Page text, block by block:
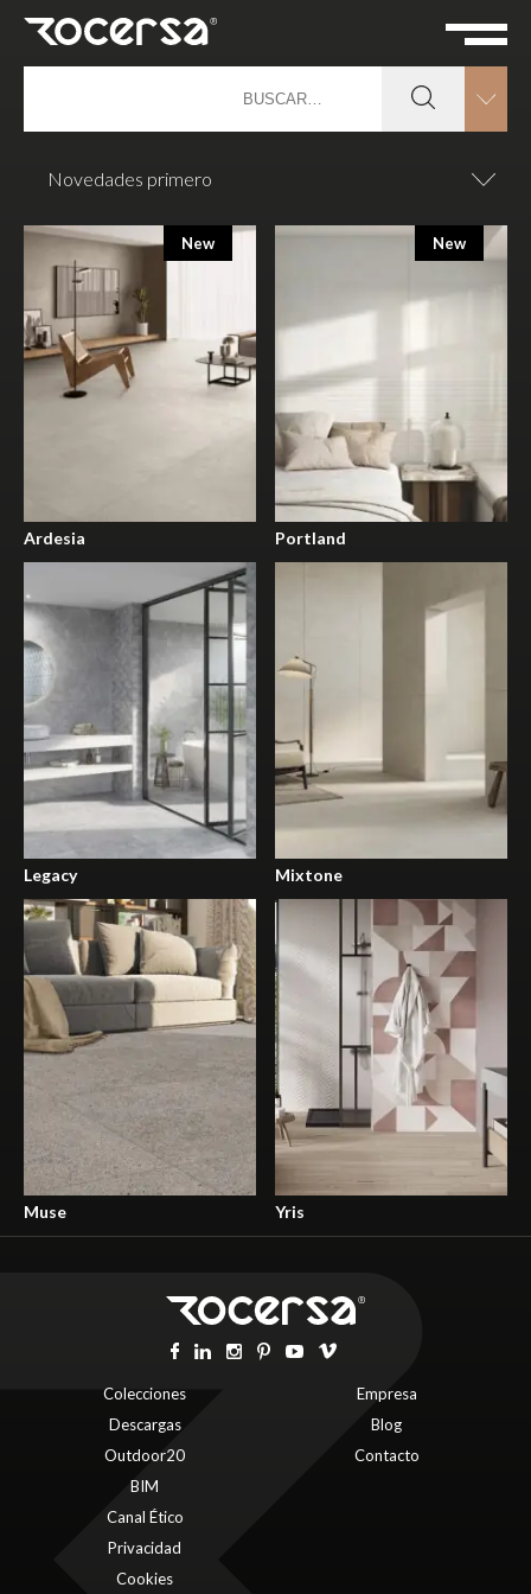
Novedades primero
New
Ardesia
New
Portland
Legacy Mixtone
Muse Yris
Colecciones
Descargas
Outdoor20
BIM
Empresa
Blog
Contacto
Canal Ético
Privacidad
Cookies